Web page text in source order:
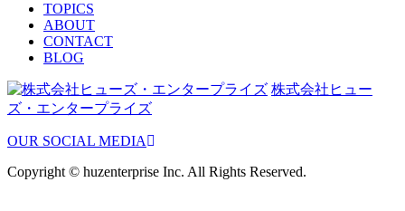
TOPICS
ABOUT
CONTACT
BLOG
株式会社ヒュー
ズ・エンタープライズ
OUR SOCIAL MEDIA
Copyright © huzenterprise Inc. All Rights Reserved.